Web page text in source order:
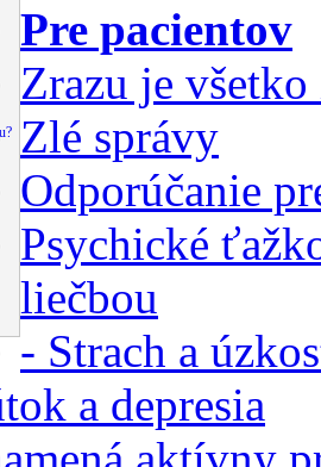
Pre pacientov
Zrazu je
Zlé správy
Odporúčanie
Psychické
liečbou
- Strach a
a depresia